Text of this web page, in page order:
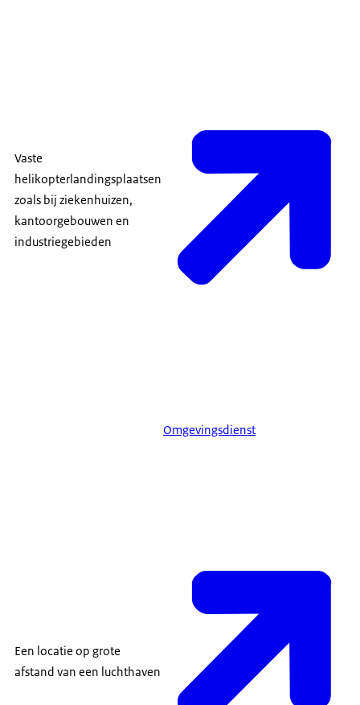
Vaste
helikopterlandingsplaatsen
zoals bij ziekenhuizen,
kantoorgebouwen en
industriegebieden
Omgevingsdienst
Een locatie op grote
afstand van een luchthaven